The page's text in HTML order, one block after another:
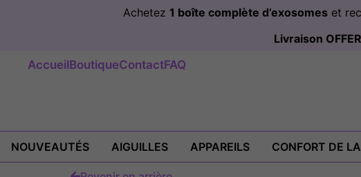
Achetez 1 boîte complète d’exosomeset
Livraison
AccueilBoutiqueContactFAQ
NOUVEAUTÉS AIGUILLES APPAREILS CONFORT DE